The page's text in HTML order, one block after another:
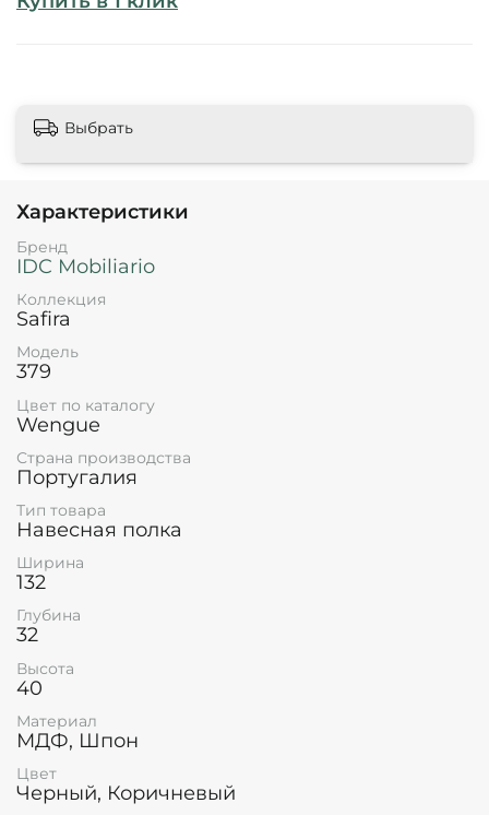
Выбрать
Характеристики
Бренд
IDC Mobiliario
Коллекция
Safira
Модель
379
Цвет по каталогу
Wengue
Страна производства
Португалия
Тип товара
Навесная полка
Ширина
132
Глубина
32
Высота
40
Материал
МДФ, Шпон
Цвет
Черный, Коричневый